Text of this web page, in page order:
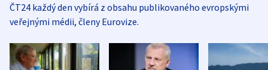
ČT24 každý den vybírá z obsahu publikovaného evropskými
veřejnými médii, členy Eurovize.